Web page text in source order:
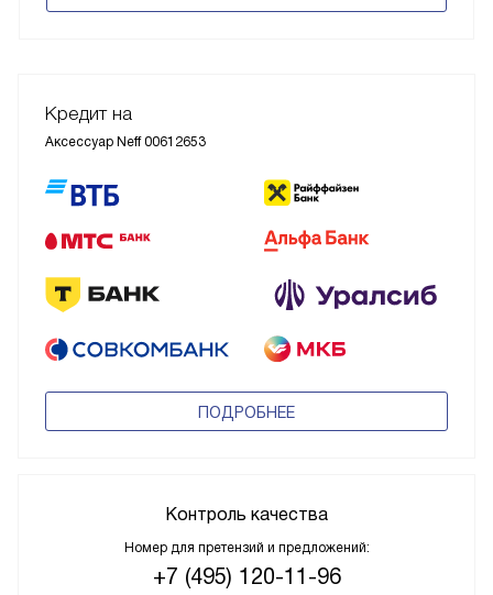
Кредит на
Аксессуар Neff 00612653
ПОДРОБНЕЕ
Контроль качества
Номер для претензий и предложений:
+7 (495) 120-11-96